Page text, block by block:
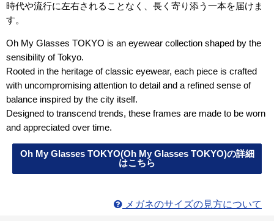
時代や流行に左右されることなく、長く寄り添う一本を届けま
す。
Oh My Glasses TOKYO is an eyewear collection shaped by the
sensibility of Tokyo.
Rooted in the heritage of classic eyewear, each piece is crafted
with uncompromising attention to detail and a refined sense of
balance inspired by the city itself.
Designed to transcend trends, these frames are made to be worn
and appreciated over time.
Oh My Glasses TOKYO(Oh My Glasses TOKYO)の詳細
はこちら
メガネのサイズの見方について